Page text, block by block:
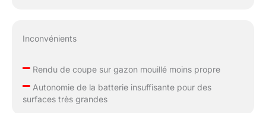
Inconvénients
–Rendu de coupe sur gazon mouillé moins propre
–Autonomie de la batterie insuffisante pour des
surfaces très grandes